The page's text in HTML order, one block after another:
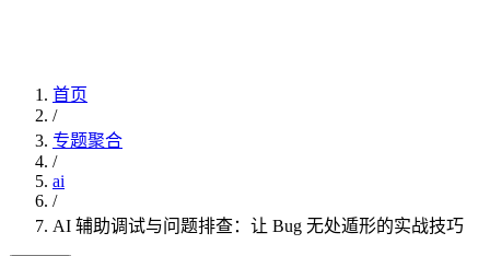
首页
/
专题聚合
/
ai
/
AI 辅助调试与问题排查：让 Bug 无处遁形的实战技巧